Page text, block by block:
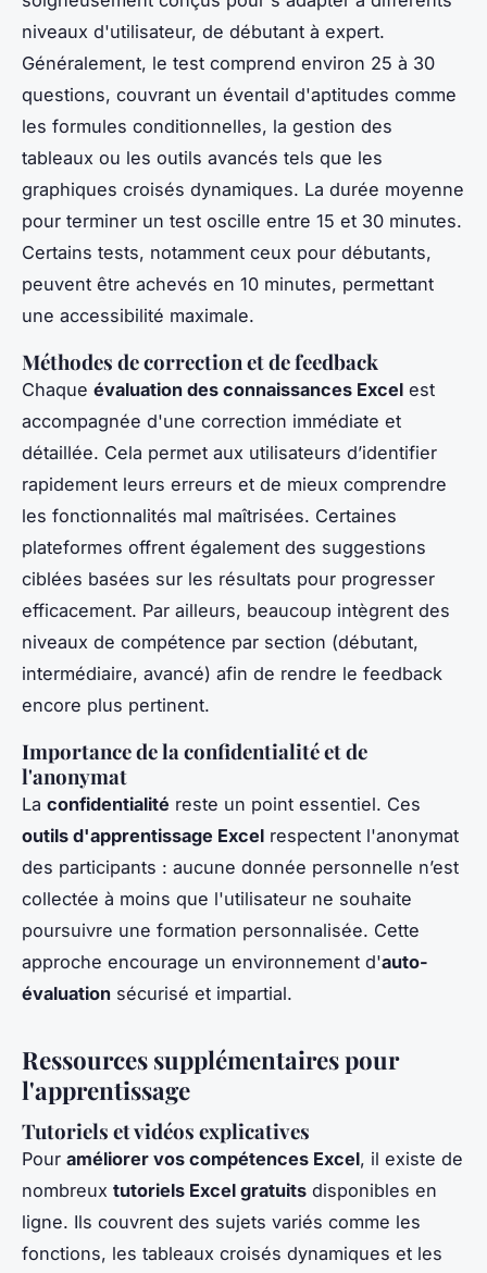
niveaux d'utilisateur, de débutant à expert.
Généralement, le test comprend environ 25 à 30
questions, couvrant un éventail d'aptitudes comme
les formules conditionnelles, la gestion des
tableaux ou les outils avancés tels que les
graphiques croisés dynamiques. La durée moyenne
pour terminer un test oscille entre 15 et 30 minutes.
Certains tests, notamment ceux pour débutants,
peuvent être achevés en 10 minutes, permettant
une accessibilité maximale.
Méthodes de correction et de feedback
Chaque évaluation des connaissances Excel est
accompagnée d'une correction immédiate et
détaillée. Cela permet aux utilisateurs d’identifier
rapidement leurs erreurs et de mieux comprendre
les fonctionnalités mal maîtrisées. Certaines
plateformes offrent également des suggestions
ciblées basées sur les résultats pour progresser
efficacement. Par ailleurs, beaucoup intègrent des
niveaux de compétence par section (débutant,
intermédiaire, avancé) afin de rendre le feedback
encore plus pertinent.
Importance de la confidentialité et de
l'anonymat
La confidentialité reste un point essentiel. Ces
outils d'apprentissage Excel respectent l'anonymat
des participants : aucune donnée personnelle n’est
collectée à moins que l'utilisateur ne souhaite
poursuivre une formation personnalisée. Cette
approche encourage un environnement d'auto-
évaluation sécurisé et impartial.
Ressources supplémentaires pour
l'apprentissage
Tutoriels et vidéos explicatives
Pour améliorer vos compétences Excel, il existe de
nombreux tutoriels Excel gratuits disponibles en
ligne. Ils couvrent des sujets variés comme les
fonctions, les tableaux croisés dynamiques et les